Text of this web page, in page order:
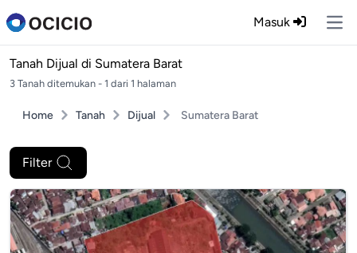
Masuk
Tanah Dijual di Sumatera Barat
3 Tanah ditemukan - 1 dari 1 halaman
Home Tanah Dijual Sumatera Barat
Filter